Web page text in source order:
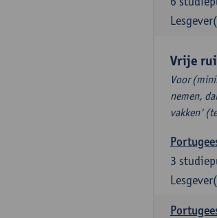
Vrije
Voor
nemen,
vakken'
3